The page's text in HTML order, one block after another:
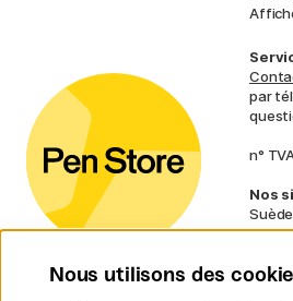
par
n°
Nos
Suède
Nous utilisons des